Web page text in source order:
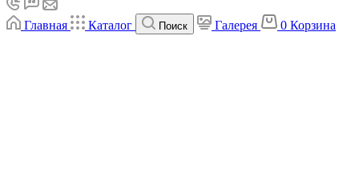
Главная Каталог Поиск Галерея 0 Корзина